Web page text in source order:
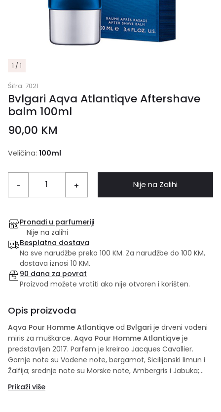
1 / 1
Šifra: 7021
Bvlgari Aqva Atlantiqve Aftershave
balm 100ml
90,00 KM
Veličina: 100ml
- + Nije na Zalihi
Pronađi u parfumeriji
Nije na zalihi
Besplatna dostava
Na sve narudžbe preko 100 KM. Za narudžbe do 100 KM,
dostava iznosi 10 KM.
90 dana za povrat
Proizvod možete vratiti ako nije otvoren i korišten.
Opis proizvoda
Aqva Pour Homme Atlantiqve od Bvlgari je drveni vodeni
miris za muškarce. Aqva Pour Homme Atlantiqve je
predstavljen 2017. Parfem je kreirao Jacques Cavallier.
Gornje note su Vodene note, bergamot, Sicilijanski limun i
Žalfija; srednje note su Morske note, Ambergris i Jabuka;
Sandalovo drvo. Dostupan je kao after shave balm lotion.
Prikaži više